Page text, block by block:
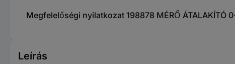
Megfelelőségi nyilatkozat 198878 MÉRŐ ÁTALAKÍTÓ
Leírás